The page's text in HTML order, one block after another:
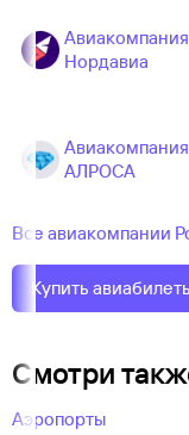
Авиакомпания
Нордавиа
Авиакомпания
АЛРОСА
Все авиакомпании
Купить
Смотри
Аэропорты